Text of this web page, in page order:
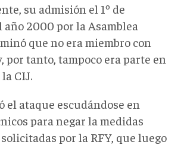
su admisión el 1º de
2000 por la Asamblea
que no era miembro con
por tanto, tampoco era parte en
CIJ.
el ataque escudándose en
para negar la medidas
por la RFY, que luego